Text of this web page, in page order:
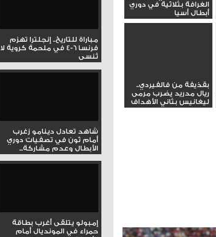
الغرافة بثلاثية في دوري
أبطال أسيا
بقذيفة من فالفيردي..
ريال مدريد يضرب مرمى
ليغانيس بثاني الأهداف
مباراة للتاريخ.. إنجلترا تهزم
فرنسا 6-4 في ملحمة كروية لا
تُنسى
شاهد تعادل دينامو زغرب
أمام ثون في تصفيات دوري
الأبطال وعدم مشاركة...
إمبولو يتلقى أغرب بطاقة
حمراء في المونديال أمام